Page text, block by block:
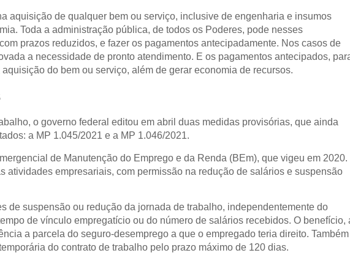
aquisição de qualquer bem ou serviço, inclusive de engenharia e insumos
Toda a administração pública, de todos os Poderes, pode nesses
prazos reduzidos, e fazer os pagamentos antecipadamente. Nos casos de
a necessidade de pronto atendimento. E os pagamentos antecipados,
do bem ou serviço, além de gerar economia de recursos.
o governo federal editou em abril duas medidas provisórias, que ainda
a MP 1.045/2021 e a MP 1.046/2021.
de Manutenção do Emprego e da Renda (BEm), que vigeu em 2020.
atividades empresariais, com permissão na redução de salários e suspensão
de suspensão ou redução da jornada de trabalho, independentemente do
de vínculo empregatício ou do número de salários recebidos. O benefício,
a parcela do seguro-desemprego a que o empregado teria direito.
do contrato de trabalho pelo prazo máximo de 120 dias.